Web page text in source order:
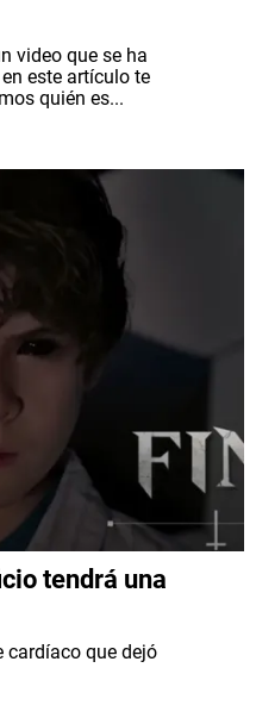
video que se ha
este artículo te
quién es...
tendrá una
cardíaco que dejó